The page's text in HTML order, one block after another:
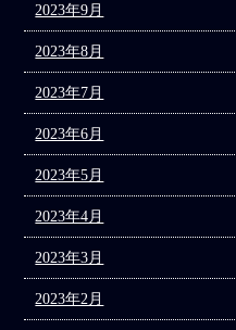
2023年9月
2023年8月
2023年7月
2023年6月
2023年5月
2023年4月
2023年3月
2023年2月